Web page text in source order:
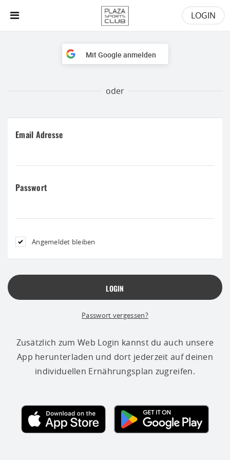
Mit Google anmelden
Email Adresse
Passwort
Angemeldet bleiben
Passwort vergessen?
Zusätzlich zum Web Login kannst du auch unsere
App herunterladen und dort jederzeit auf deinen
individuellen Ernährungsplan zugreifen.
LOGIN